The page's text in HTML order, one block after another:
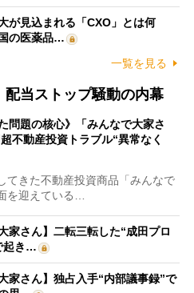
が見込まれる「CXO」とは何
の医薬品…
一覧を見る
配当ストップ騒動の内幕
問題の核心》「みんなで大家さ
不動産投資トラブル“異常なく
きた不動産投資商品「みんなで
を迎えている…
家さん】二転三転した“成田プロ
起き…
家さん】独占入手“内部議事録”で